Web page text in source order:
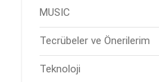
MUSIC
Tecrübeler ve Önerilerim
Teknoloji